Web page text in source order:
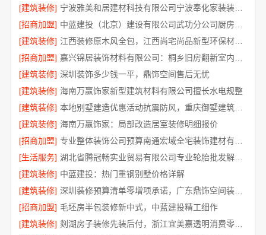
[建筑装修]
宁波雅美和居建材科技有限公司宁波奉化家装装修线下门店地址
[招商加盟]
[建筑装修]
江西装修原木风全包，江西尚宅尚品新型环保材料有限公司一站式服务
[招商加盟]
[建筑装修] 深圳装饰多少钱一平，鼎饰空间售后无忧
[建筑装修] 海南万赢饰家新型建筑材料有限公司擅长水电规整
[建筑装修]
本地别墅建造优惠活动抗震防风，重庆御墅建筑材料有限公司
[建筑装修] 海南万赢饰家：局部改造居室装修明细报价
[招商加盟]
[生活服务]
湖北省腾冠畅实业贸易有限公司专业轮胎批发解决方案
[建筑装修] 中蓝建投：热门重钢别墅价格详解
[建筑装修]
深圳装修预算清单零增项承诺，广东鼎饰空间装饰工程有限公司
[招商加盟] 毛坯房半包装修新中式，中蓝建投精工细作
[建筑装修]
剡湖房子装修先装后付，浙江宜美嘉透明消费零压力